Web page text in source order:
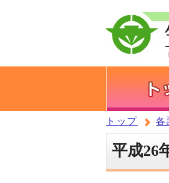
トップ 各
平成26